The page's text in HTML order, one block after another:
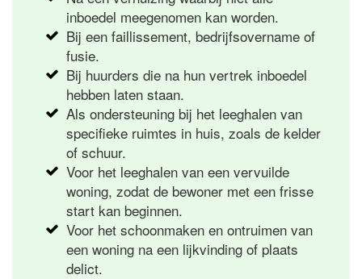
inboedel meegenomen kan worden.
Bij een faillissement, bedrijfsovername of
fusie.
Bij huurders die na hun vertrek inboedel
hebben laten staan.
Als ondersteuning bij het leeghalen van
specifieke ruimtes in huis, zoals de kelder
of schuur.
Voor het leeghalen van een vervuilde
woning, zodat de bewoner met een frisse
start kan beginnen.
Voor het schoonmaken en ontruimen van
een woning na een lijkvinding of plaats
delict.